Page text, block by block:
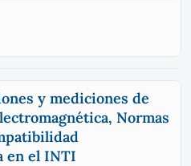
y mediciones de
Normas
en el INTI